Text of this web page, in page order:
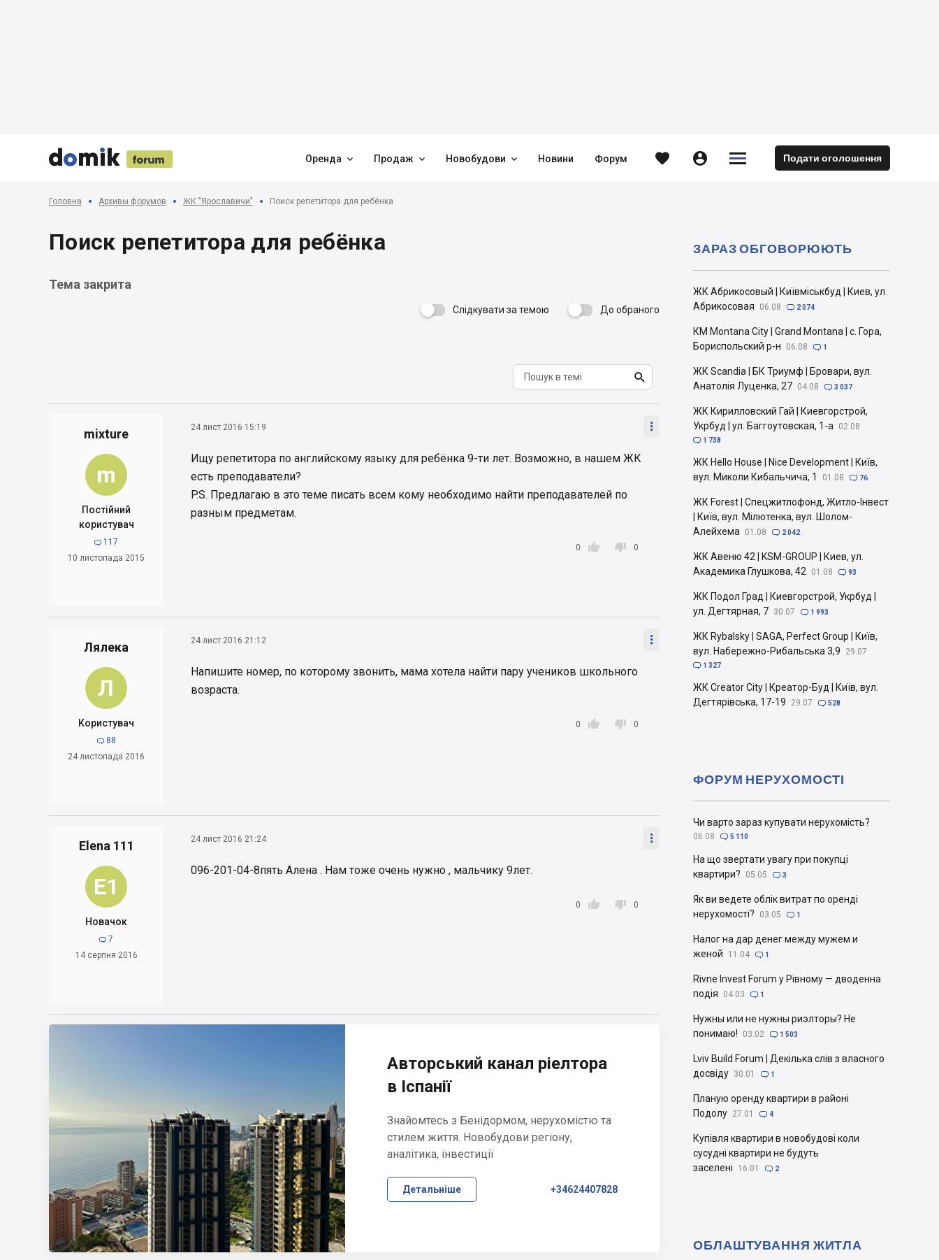


 
 Оренда  Продаж  Новобудови  Новини Форум   

 Подати оголошення
Головна Архивы форумов ЖК "Ярославичи" Поиск репетитора для ребёнка
Поиск репетитора для ребёнка
Тема закрита
Слідкувати за темою  До обраного

mixture
m
Постійний
користувач
 117
10 листопада 2015
24 лист 2016 15:19 
Ищу репетитора по английскому языку для ребёнка 9-ти лет. Возможно, в нашем ЖК
есть преподаватели?
P.S. Предлагаю в это теме писать всем кому необходимо найти преподавателей по
разным предметам.

0  0
Лялека
Л
Користувач
 88
24 листопада 2016
24 лист 2016 21:12 
Напишите номер, по которому звонить, мама хотела найти пару учеников школьного
возраста.

0  0
Elena 111
E1
Новачок
 7
14 серпня 2016
24 лист 2016 21:24 
096-201-04-8пять Алена . Нам тоже очень нужно , мальчику 9лет.

0  0
Авторський канал ріелтора
в Іспанії
Знайомтесь з Бенідормом, нерухомістю та
стилем життя. Новобудови регіону,
аналітика, інвестиції
Детальніше +34624407828
ЖК Абрикосовый | Київміськбуд | Киев, ул.
Абрикосовая
06.08  2 074
КМ Montana City | Grand Montana | с. Гора,
Бориспольский р-н
06.08  1
ЖК Scandia | БК Триумф | Бровари, вул.
Анатолія Луценка, 27 04.08  3 037
ЖК Кирилловский Гай | Киевгорстрой,
Укрбуд | ул. Баггоутовская, 1-а
02.08
 1 738
ЖК Hello House | Nice Development | Київ,
вул. Миколи Кибальчича, 1
01.08  76
ЖК Forest | Спецжитлофонд, Житло-Інвест
| Київ, вул. Мілютенка, вул. Шолом-
Алейхема
01.08  2 042
ЖК Авеню 42 | KSM-GROUP | Киев, ул.
Академика Глушкова, 42
01.08  93
ЖК Подол Град | Киевгорстрой, Укрбуд |
ул. Дегтярная, 7 30.07  1 993
ЖК Rybalsky | SAGA, Perfect Group | Київ,
вул. Набережно-Рибальська 3,9
29.07
 1 327
ЖК Creator City | Креатор-Буд | Київ, вул.
Дегтярівська, 17-19
29.07  528
ЗАРАЗ ОБГОВОРЮЮТЬ
Чи варто зараз купувати нерухомість?
06.08  5 110
На що звертати увагу при покупці
квартири?
05.05  3
Як ви ведете облік витрат по оренді
нерухомості?
03.05  1
Налог на дар денег между мужем и
женой
11.04  1
Rivne Invest Forum у Рівному — дводенна
подія
04.03  1
Нужны или не нужны риэлторы? Не
понимаю!
03.02  1 503
Lviv Build Forum | Декілька слів з власного
досвіду 30.01  1
Планую оренду квартири в районі
Подолу 27.01  4
Купівля квартири в новобудові коли
сусудні квартири не будуть
заселені
16.01  2
ФОРУМ НЕРУХОМОСТІ
ОБЛАШТУВАННЯ ЖИТЛА